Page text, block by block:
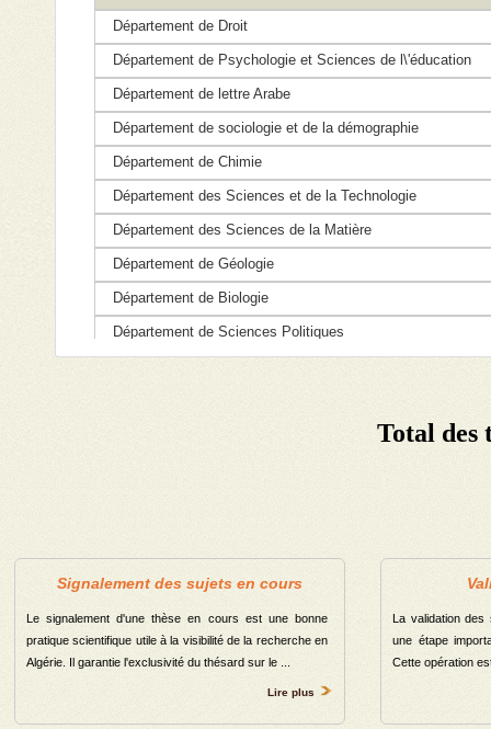
Département de Droit
Département de Psychologie et Sciences de l\'éducation
Département de lettre Arabe
Département de sociologie et de la démographie
Département de Chimie
Département des Sciences et de la Technologie
Département des Sciences de la Matière
Département de Géologie
Département de Biologie
Département de Sciences Politiques
Total des
Signalement des sujets en cours
Le signalement d'une thèse en cours est une bonne
pratique scientifique utile à la visibilité de la recherche en
Algérie. Il garantie l'exclusivité du thésard sur le ...
Lire plus
La validation
une étape
Cette opération